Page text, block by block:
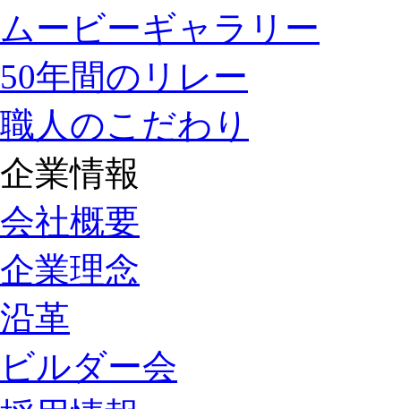
ムービーギャラリー
50年間のリレー
職人のこだわり
企業情報
会社概要
企業理念
沿革
ビルダー会